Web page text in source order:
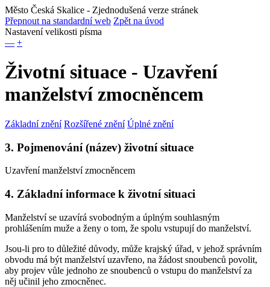
Město Česká Skalice - Zjednodušená verze stránek
Přepnout na standardní web Zpět na úvod
Nastavení velikosti písma
— +
Životní situace - Uzavření
manželství zmocněncem
Základní znění Rozšířené znění Úplné znění
3. Pojmenování (název) životní situace
Uzavření manželství zmocněncem
4. Základní informace k životní situaci
Manželství se uzavírá svobodným a úplným souhlasným
prohlášením muže a ženy o tom, že spolu vstupují do manželství.
Jsou-li pro to důležité důvody, může krajský úřad, v jehož správním
obvodu má být manželství uzavřeno, na žádost snoubenců povolit,
aby projev vůle jednoho ze snoubenců o vstupu do manželství za
něj učinil jeho zmocněnec.